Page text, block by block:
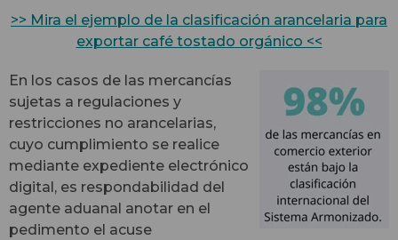
>> Mira el ejemplo de la clasificación arancelaria para
exportar café tostado orgánico <<
En los casos de las mercancías
sujetas a regulaciones y
restricciones no arancelarias,
cuyo cumplimiento se realice
mediante expediente electrónico
digital, es respondabilidad del
agente aduanal anotar en el
pedimento el acuse